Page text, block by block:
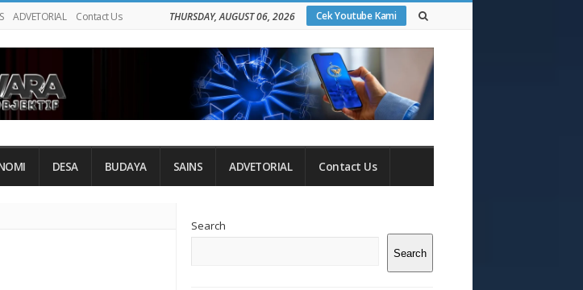
ADVETORIAL Contact Us Cek Youtube Kami
THURSDAY, AUGUST 06, 2026
DESA BUDAYA SAINS ADVETORIAL Contact Us
Sidebar
Search
Search